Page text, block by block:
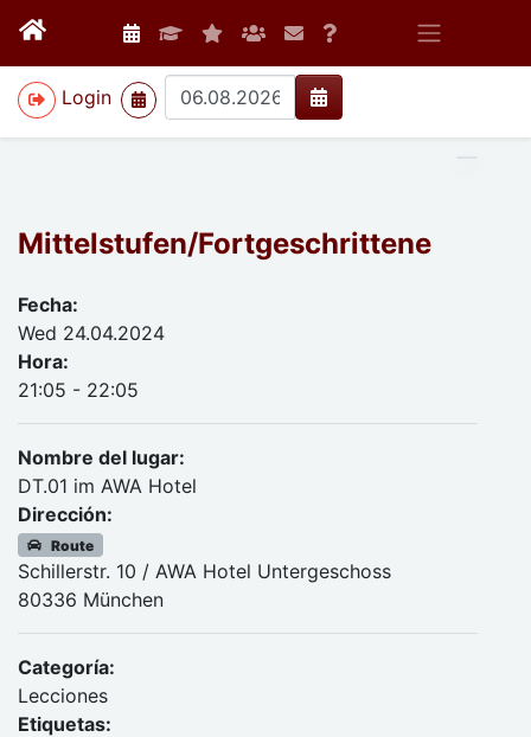
Login
>
Mittelstufen/Fortgeschrittene
Fecha:
Wed 24.04.2024
Hora:
21:05 - 22:05
Nombre del lugar:
DT.01 im AWA Hotel
Dirección:
Route
Schillerstr. 10 / AWA Hotel Untergeschoss
80336 München
Categoría:
Lecciones
Etiquetas: